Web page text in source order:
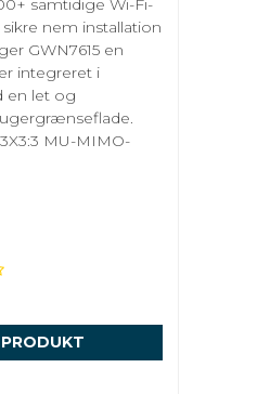
samtidige Wi-Fi-
nem installation
GWN7615 en
integreret i
en let og
MU-MIMO-